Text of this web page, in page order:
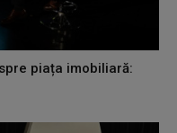
piața imobiliară: